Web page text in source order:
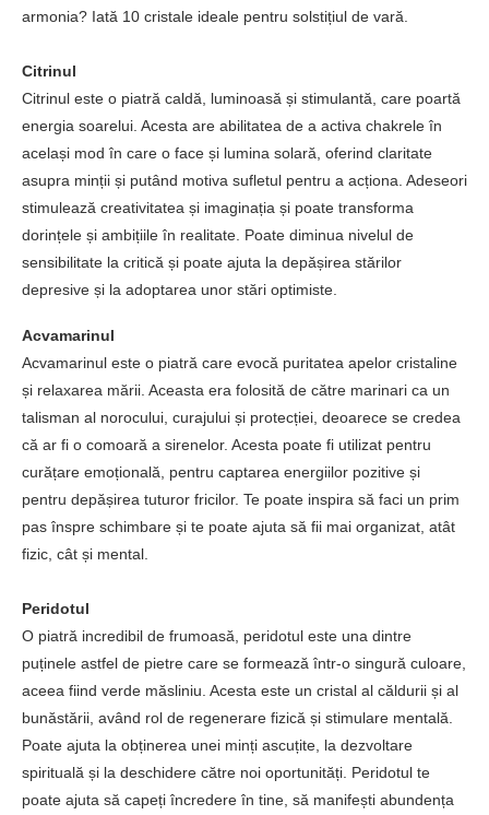
armonia? Iată 10 cristale ideale pentru solstițiul de vară.
Citrinul
Citrinul este o piatră caldă, luminoasă și stimulantă, care poartă
energia soarelui. Acesta are abilitatea de a activa chakrele în
același mod în care o face și lumina solară, oferind claritate
asupra minții și putând motiva sufletul pentru a acționa. Adeseori
stimulează creativitatea și imaginația și poate transforma
dorințele și ambițiile în realitate. Poate diminua nivelul de
sensibilitate la critică și poate ajuta la depășirea stărilor
depresive și la adoptarea unor stări optimiste.
Acvamarinul
Acvamarinul este o piatră care evocă puritatea apelor cristaline
și relaxarea mării. Aceasta era folosită de către marinari ca un
talisman al norocului, curajului și protecției, deoarece se credea
că ar fi o comoară a sirenelor. Acesta poate fi utilizat pentru
curățare emoțională, pentru captarea energiilor pozitive și
pentru depășirea tuturor fricilor. Te poate inspira să faci un prim
pas înspre schimbare și te poate ajuta să fii mai organizat, atât
fizic, cât și mental.
Peridotul
O piatră incredibil de frumoasă, peridotul este una dintre
puținele astfel de pietre care se formează într-o singură culoare,
aceea fiind verde măsliniu. Acesta este un cristal al căldurii și al
bunăstării, având rol de regenerare fizică și stimulare mentală.
Poate ajuta la obținerea unei minți ascuțite, la dezvoltare
spirituală și la deschidere către noi oportunități. Peridotul te
poate ajuta să capeți încredere în tine, să manifești abundența